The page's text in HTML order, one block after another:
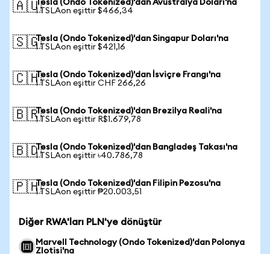
🇦🇺Tesla (Ondo Tokenized)'dan Avustralya Doları'na
1 TSLAon eşittir $466,34
🇸🇬Tesla (Ondo Tokenized)'dan Singapur Doları'na
1 TSLAon eşittir $421,16
🇨🇭Tesla (Ondo Tokenized)'dan İsviçre Frangı'na
1 TSLAon eşittir CHF 266,26
🇧🇷Tesla (Ondo Tokenized)'dan Brezilya Reali'na
1 TSLAon eşittir R$1.679,78
🇧🇩Tesla (Ondo Tokenized)'dan Bangladeş Takası'na
1 TSLAon eşittir ৳40.786,78
🇵🇭Tesla (Ondo Tokenized)'dan Filipin Pezosu'na
1 TSLAon eşittir ₱20.003,51
Diğer RWA'ları PLN'ye dönüştür
Marvell Technology (Ondo Tokenized)'dan Polonya
Zlotisi'na